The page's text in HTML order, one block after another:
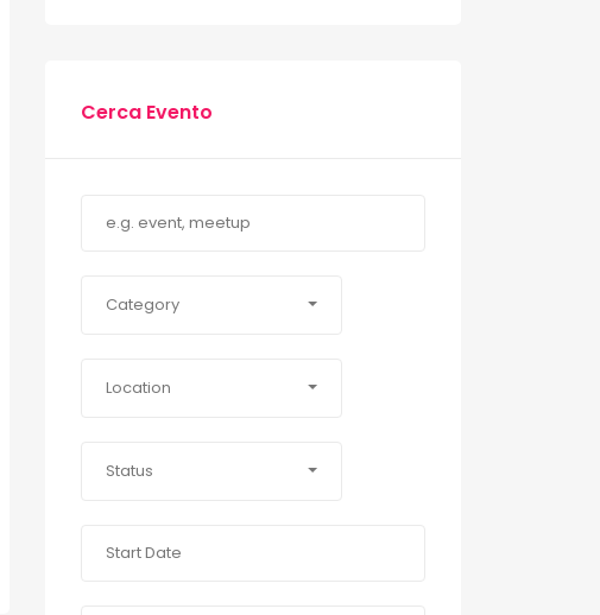
Cerca Evento
Category
Location
Status